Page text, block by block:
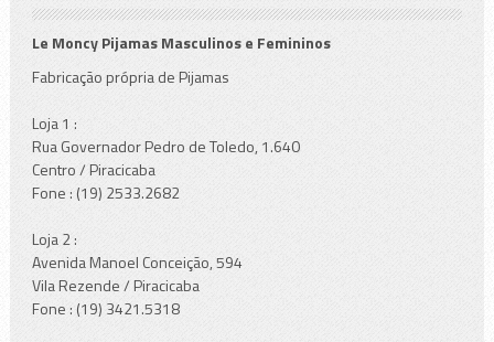
Le Moncy Pijamas Masculinos e Femininos
Fabricação própria de Pijamas
Loja 1 :
Rua Governador Pedro de Toledo, 1.640
Centro / Piracicaba
Fone : (19) 2533.2682
Loja 2 :
Avenida Manoel Conceição, 594
Vila Rezende / Piracicaba
Fone : (19) 3421.5318